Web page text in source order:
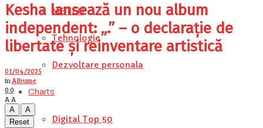
METEO
Tehnologie
Dezvoltare personala
Charts
Digital Top 50
Kesha lansează un nou album
independent: „.” – o declarație de
libertate și reinventare artistică
01/04/2025
inAlbume
00
A A
A
A
Reset